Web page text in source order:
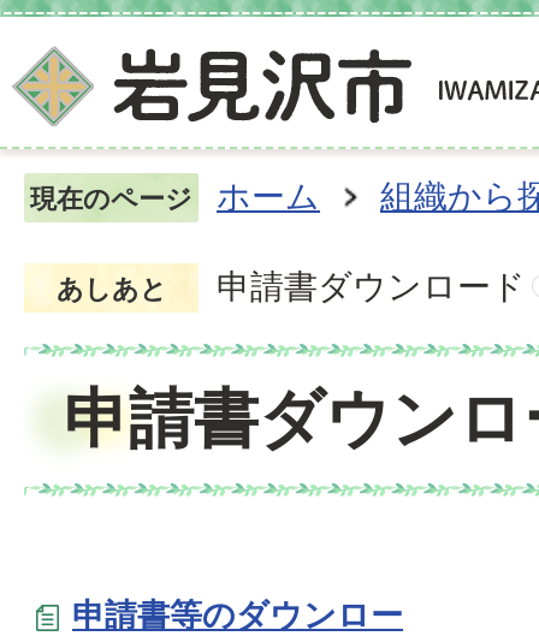
現在のページ ホーム 組織から
あしあと 申請書ダウンロード
申請書ダウン
申請書等のダウンロー